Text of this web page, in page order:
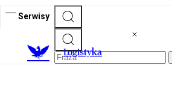
Serwisy
Logistyka